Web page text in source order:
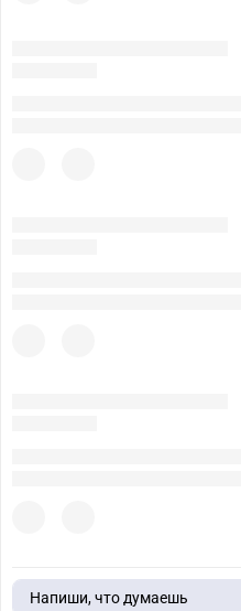
Напиши, что думаешь